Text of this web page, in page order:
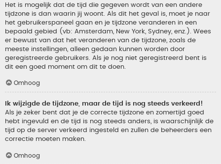
Het is mogelijk dat de tijd die gegeven wordt van een andere
tijdzone is dan waarin jij woont. Als dit het geval is, moet je naar
het gebruikerspaneel gaan en je tijdzone veranderen in een
bepaald gebied (vb: Amsterdam, New York, Sydney, enz.). Wees
er bewust van dat het veranderen van de tijdzone, zoals de
meeste instellingen, alleen gedaan kunnen worden door
geregistreerde gebruikers. Als je nog niet geregistreerd bent is
dit een goed moment om dit te doen.
Omhoog
Ik wijzigde de tijdzone, maar de tijd is nog steeds verkeerd!
Als je zeker bent dat je de correcte tijdzone en zomertijd goed
hebt ingevuld en de tijd is nog steeds anders, is waarschijnlijk de
tijd op de server verkeerd ingesteld en zullen de beheerders een
correctie moeten maken.
Omhoog